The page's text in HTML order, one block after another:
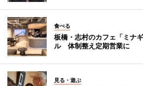
食べる
板橋・志村のカフェ「ミナ
ル 体制整え定期営業に
見る・遊ぶ